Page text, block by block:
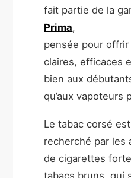
fait partie de la
Prima,
pensée pour offrir
claires, efficaces
bien aux
qu’aux vapoteurs
Le tabac corsé
recherché par les
de cigarettes